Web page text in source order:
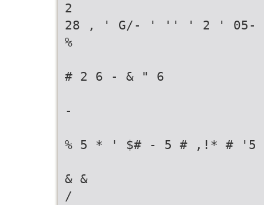
2
28 , ' G/- ' '' ' 2 ' 05-
%
# 2 6 - & " 6
-
% 5 * ' $# - 5 # ,!* #
& &
/